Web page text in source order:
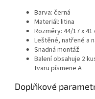
Barva: černá
Materiál: litina
Rozměry: 44/17 x 41
Leštěné, natřené a
Snadná montáž
Balení obsahuje 2
tvaru písmene A
Doplňkové